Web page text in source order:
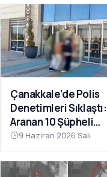
Çanakkale’de Polis
Denetimleri Sıklaştı:
Aranan 10 Şüpheli
Tutuklandı
9 Haziran 2026 Salı